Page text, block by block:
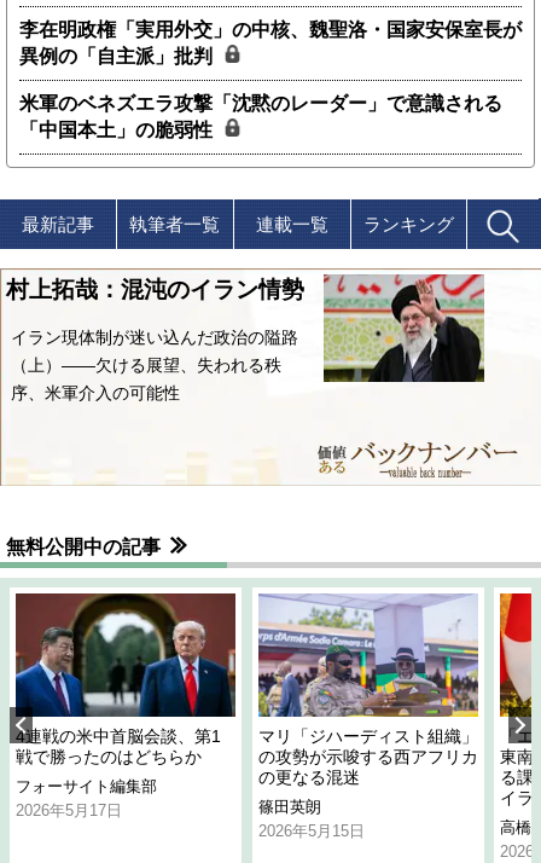
李在明政権「実用外交」の中核、魏聖洛・国家安保室長が
異例の「自主派」批判
米軍のベネズエラ攻撃「沈黙のレーダー」で意識される
「中国本土」の脆弱性
最新記事 執筆者一覧 連載一覧 ランキング
村上拓哉：混沌のイラン情勢
イラン現体制が迷い込んだ政治の隘路
（上）――欠ける展望、失われる秩
序、米軍介入の可能性
無料公開中の記事
4連戦の米中首脳会談、第1
戦で勝ったのはどちらか
フォーサイト編集部
2026年5月17日
マリ「ジハーディスト組織」
の攻勢が示唆する西アフリカ
の更なる混迷
篠田英朗
2026年5月15日
「
東南
る課
イラ
高橋
2026